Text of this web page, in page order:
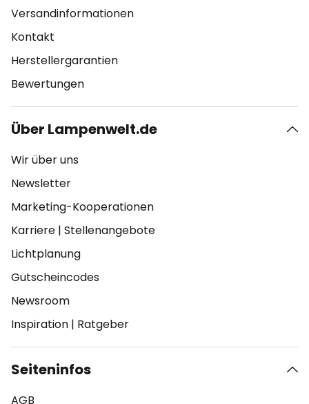
Versandinformationen
Kontakt
Herstellergarantien
Bewertungen
Über Lampenwelt.de
Wir über uns
Newsletter
Marketing-Kooperationen
Karriere | Stellenangebote
Lichtplanung
Gutscheincodes
Newsroom
Inspiration | Ratgeber
Seiteninfos
AGB